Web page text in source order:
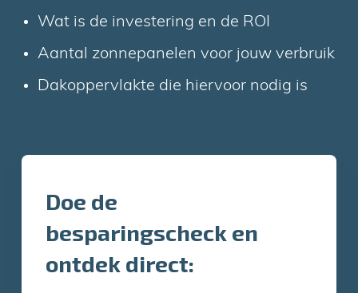
Wat is de investering en de ROI
Aantal zonnepanelen voor jouw verbruik
Dakoppervlakte die hiervoor nodig is
Doe de
besparingscheck en
ontdek direct: